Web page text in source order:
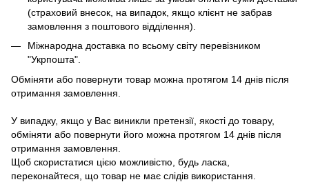
(страховий внесок, на випадок, якщо клієнт не забрав
замовлення з поштового відділення).
Міжнародна доставка по всьому світу перевізником
"Укрпошта".
Обміняти або повернути товар можна протягом 14 днів після
отримання замовлення.
У випадку, якщо у Вас виникли претензії, якості до товару,
обміняти або повернути його можна протягом 14 днів після
отримання замовлення.
Щоб скористатися цією можливістю, будь ласка,
переконайтеся, що товар не має слідів використання.